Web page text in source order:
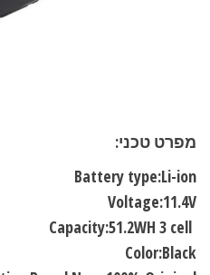
מפרט טכני:
Battery type:Li-ion
Voltage:11.4V
Color:Black